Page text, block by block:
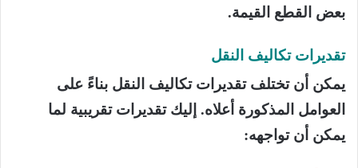
بعض القطع القيمة.
تقديرات تكاليف النقل
يمكن أن تختلف تقديرات تكاليف النقل بناءً على
العوامل المذكورة أعلاه. إليك تقديرات تقريبية لما
يمكن أن تواجهه: